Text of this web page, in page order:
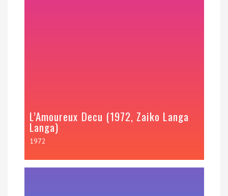
L’Amoureux Decu (1972, Zaiko Langa
Langa)
1972